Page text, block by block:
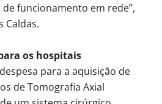
funcionamento em rede”,
Caldas.
os hospitais
para a aquisição de
de Tomografia Axial